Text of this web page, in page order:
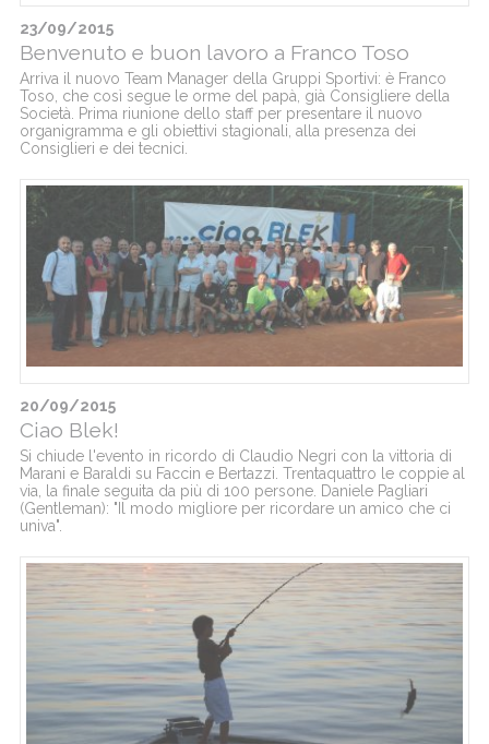
23/09/2015
Benvenuto e buon lavoro a Franco Toso
Arriva il nuovo Team Manager della Gruppi Sportivi: è Franco
Toso, che così segue le orme del papà, già Consigliere della
Società. Prima riunione dello staff per presentare il nuovo
organigramma e gli obiettivi stagionali, alla presenza dei
Consiglieri e dei tecnici.
20/09/2015
Ciao Blek!
Si chiude l'evento in ricordo di Claudio Negri con la vittoria di
Marani e Baraldi su Faccin e Bertazzi. Trentaquattro le coppie al
via, la finale seguita da più di 100 persone. Daniele Pagliari
(Gentleman): "Il modo migliore per ricordare un amico che ci
univa".